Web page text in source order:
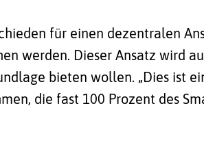
für einen dezentralen
werden. Dieser Ansatz wird
bieten wollen. „Dies ist
die fast 100 Prozent des